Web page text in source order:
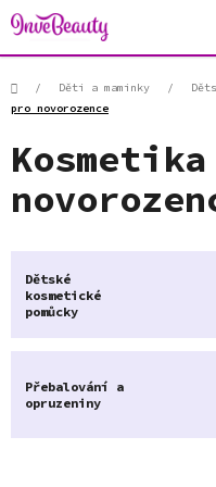
Přejít
na
obsah
Domů/ Děti a maminky /
pro novorozence
Dětské
kosmetické
pomůcky
Přebalování a
opruzeniny